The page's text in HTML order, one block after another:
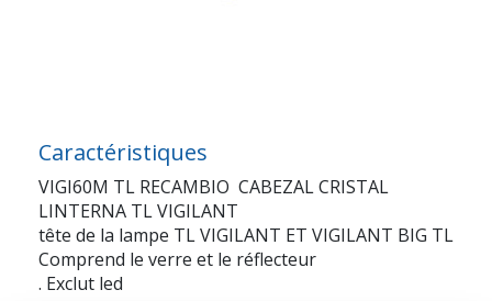
Caractéristiques
VIGI60M TL RECAMBIO CABEZAL CRISTAL
LINTERNA TL VIGILANT
tête de la lampe TL VIGILANT ET VIGILANT BIG TL
Comprend le verre et le réflecteur
. Exclut led